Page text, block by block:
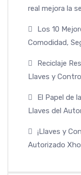
real mejora la
Los 10
Comodidad,
Reciclaje
Llaves y
El Papel de
Llaves del
¡Llaves y
Autorizado